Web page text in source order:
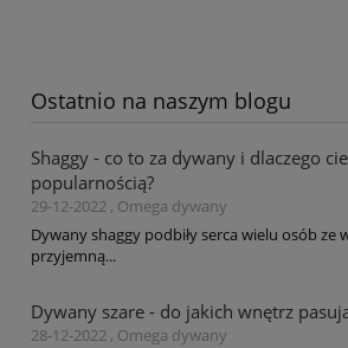
Ostatnio na naszym blogu
Shaggy - co to za dywany i dlaczego
popularnością?
29-12-2022 , Omega dywany
Dywany shaggy podbiły serca wielu osób ze
przyjemną...
Dywany szare - do jakich wnętrz
28-12-2022 , Omega dywany